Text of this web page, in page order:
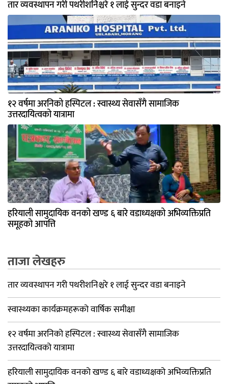
तार व्यवस्थापन गरी पथरीशनिश्चरे १ लाई सुन्दर वडा बनाइने
१२ वर्षमा अरनिको हस्पिटल : स्वास्थ्य सेवासँगै सामाजिक
उत्तरदायित्वको यात्रामा
हरियाली सामुदायिक वनको खण्ड ६ बारे वडाध्यक्षको अभिव्यक्तिप्रति
समूहको आपत्ति
ताजा लेखहरु
तार व्यवस्थापन गरी पथरीशनिश्चरे १ लाई सुन्दर वडा बनाइने
स्वास्थ्यका कार्यक्रमहरूको वार्षिक समीक्षा
१२ वर्षमा अरनिको हस्पिटल : स्वास्थ्य सेवासँगै सामाजिक
उत्तरदायित्वको यात्रामा
हरियाली सामुदायिक वनको खण्ड ६ बारे वडाध्यक्षको अभिव्यक्तिप्रति